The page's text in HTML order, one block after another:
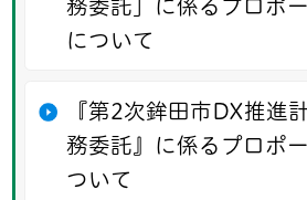
務委託」に係るプロポ
について
『第2次鉾田市DX推進
務委託』に係るプロポ
ついて